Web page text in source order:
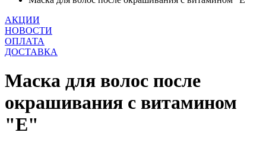
АКЦИИ
НОВОСТИ
ОПЛАТА
ДОСТАВКА
Маска для волос после
окрашивания с витамином
"E"